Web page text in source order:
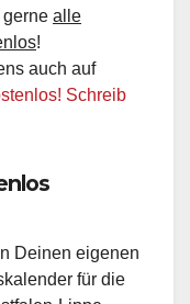
alle
!
auch auf
Schreib
Deinen eigenen
für die